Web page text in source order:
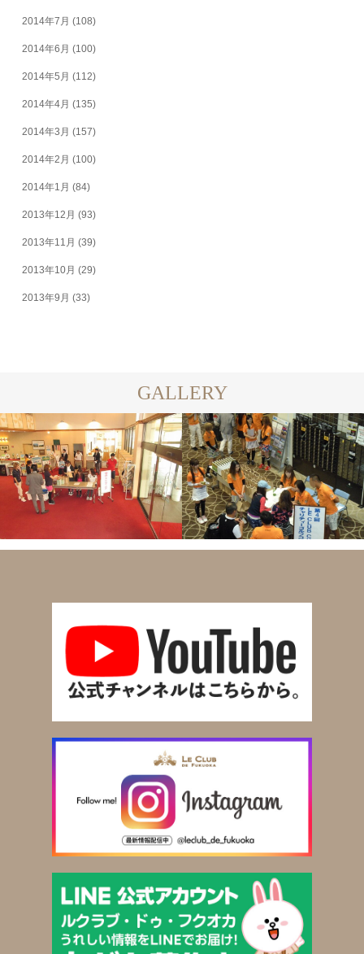
2014年7月 (108)
2014年6月 (100)
2014年5月 (112)
2014年4月 (135)
2014年3月 (157)
2014年2月 (100)
2014年1月 (84)
2013年12月 (93)
2013年11月 (39)
2013年10月 (29)
2013年9月 (33)
GALLERY